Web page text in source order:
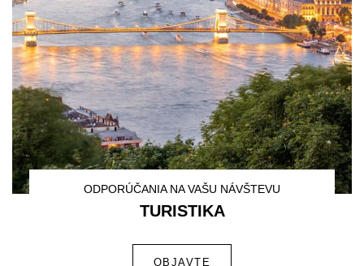
ODPORÚČANIA NA VAŠU NÁVŠTEVU
TURISTIKA
OBJAVTE